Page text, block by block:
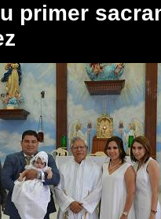
primer